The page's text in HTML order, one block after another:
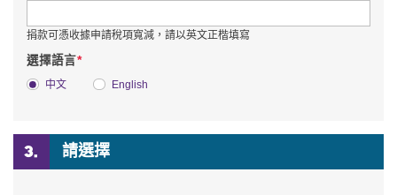
捐款可憑收據申請稅項寬減，請以英文正楷填寫
選擇語言*
中文 English
請選擇